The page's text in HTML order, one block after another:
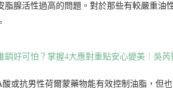
脂腺活性過高的問題。對於那些有較嚴重油
銷好可怕？掌握4大應對重點安心變美｜吳芮
或抗男性荷爾蒙藥物能有效控制油脂，但